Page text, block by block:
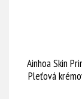
Ainhoa Skin
Pleťová